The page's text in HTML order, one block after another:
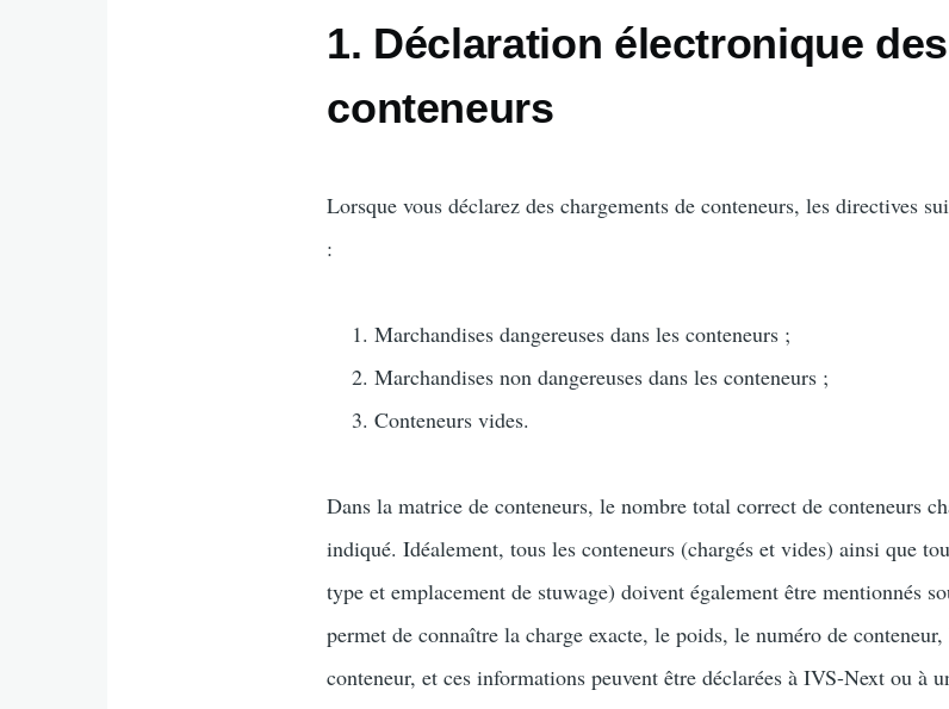
1. Déclaration électronique
conteneurs
Lorsque vous déclarez des chargements de conteneurs, les directives
:
Marchandises dangereuses dans les conteneurs ;
Marchandises non dangereuses dans les conteneurs ;
Conteneurs vides.
Dans la matrice de conteneurs, le nombre total correct de conteneurs
indiqué. Idéalement, tous les conteneurs (chargés et vides) ainsi que
type et emplacement de stuwage) doivent également être mentionnés
permet de connaître la charge exacte, le poids, le numéro de
conteneur, et ces informations peuvent être déclarées à IVS-Next ou à